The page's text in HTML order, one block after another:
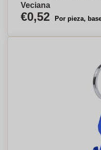
Veciana
€0,52 Por pieza,